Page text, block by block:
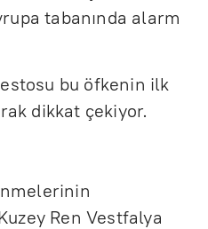
tabanında alarm
bu öfkenin ilk
dikkat çekiyor.
Ren Vestfalya